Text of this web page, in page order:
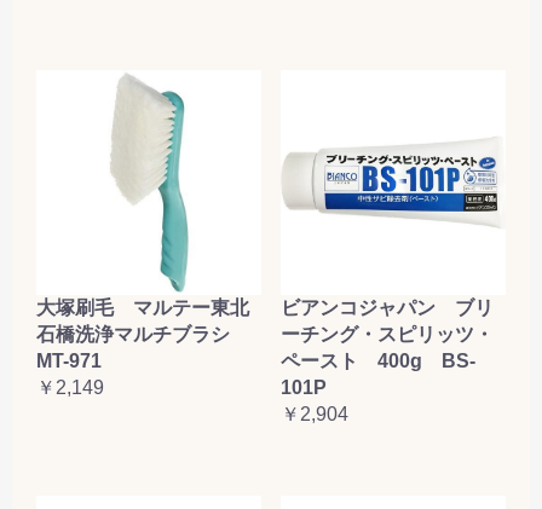
大塚刷毛 マルテー東北
石橋洗浄マルチブラシ
MT-971
￥2,149
ビアンコジャパン ブリ
ーチング・スピリッツ・
ペースト 400g BS-
101P
￥2,904